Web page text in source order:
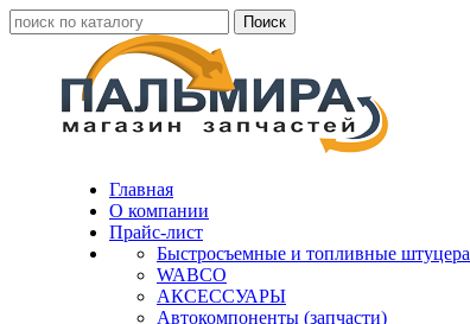
Главная
О компании
Прайс-лист
Быстросъемные и топливные штуцера
WABCO
АКСЕССУАРЫ
Автокомпоненты (запчасти)